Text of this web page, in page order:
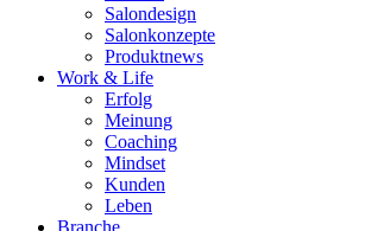
Salondesign
Salonkonzepte
Produktnews
Work & Life
Erfolg
Meinung
Coaching
Mindset
Kunden
Leben
Branche